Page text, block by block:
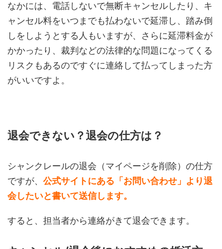
なかには、電話しないで無断キャンセルしたり、キ
ャンセル料をいつまでも払わないで延滞し、踏み倒
しをしようとする人もいますが、さらに延滞料金が
かかったり、裁判などの法律的な問題になってくる
リスクもあるのですぐに連絡して払ってしまった方
がいいですよ。
退会できない？退会の仕方は？
シャンクレールの退会（マイページを削除）の仕方
ですが、 公式サイトにある「お問い合わせ」より退
会したいと書いて送信します。
すると、担当者から連絡がきて退会できます。